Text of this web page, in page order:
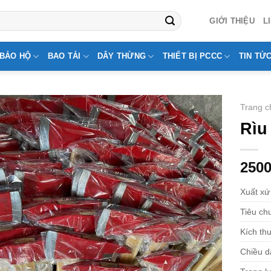
GIỚI THIỆU
HỘ BAO TẢI DÂY THỪNG THIẾT BỊ PCCC TIN
Trang
Xuất xứ
Tiêu
Kích
Chiều